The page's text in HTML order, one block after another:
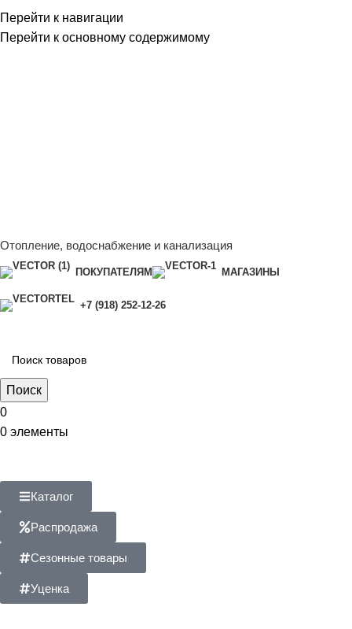
Перейти к навигации
Перейти к основному содержимому
Отопление, водоснабжение и канализация
ПОКУПАТЕЛЯМ МАГАЗИНЫ
+7 (918) 252-12-26
Поиск
0
0 элементы
Каталог
Распродажа
Сезонные товары
Уценка